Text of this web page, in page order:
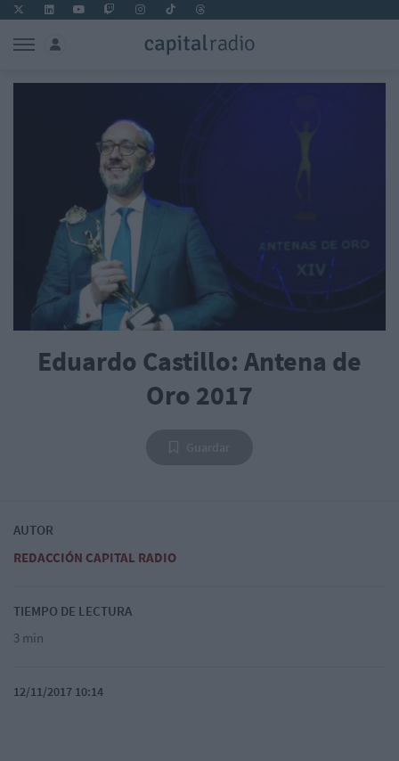
Eduardo Castillo: Antena de
Oro 2017
AUTOR
REDACCIÓN CAPITAL RADIO
TIEMPO DE LECTURA
3 min
12/11/2017 10:14